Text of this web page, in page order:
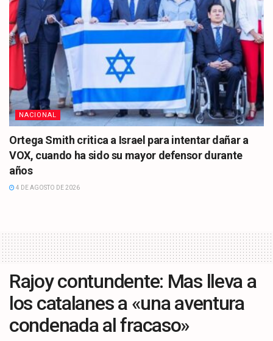
NACIONAL
Ortega Smith critica a Israel para intentar dañar a
VOX, cuando ha sido su mayor defensor durante
años
4 DE AGOSTO DE 2026
Rajoy contundente: Mas lleva a
los catalanes a «una aventura
condenada al fracaso»